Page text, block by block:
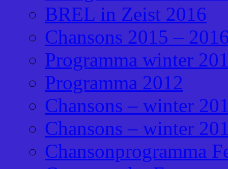
BREL in Zeist 2016
Chansons 2015 –
Programma winter
Programma 2012
Chansons – winter
Chansons – winter
Chansonprogramma